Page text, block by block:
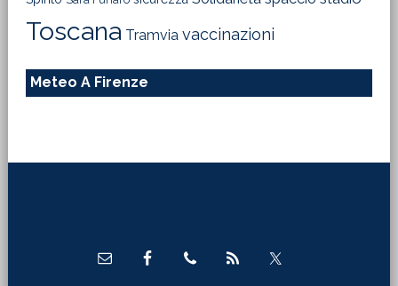
Toscana Tramvia vaccinazioni
Meteo A Firenze